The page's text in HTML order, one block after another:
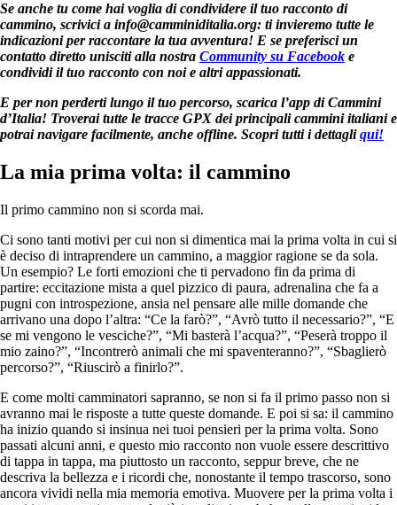
Se anche tu come hai voglia di condividere il tuo racconto di
cammino, scrivici a info@camminiditalia.org: ti invieremo tutte le
indicazioni per raccontare la tua avventura! E se preferisci un
contatto diretto unisciti alla nostra Community su Facebook e
condividi il tuo racconto con noi e altri appassionati.
E per non perderti lungo il tuo percorso, scarica l’app di Cammini
d’Italia! Troverai tutte le tracce GPX dei principali cammini italiani e
potrai navigare facilmente, anche offline. Scopri tutti i dettagliqui!
La mia prima volta: il cammino
Il primo cammino non si scorda mai.
Ci sono tanti motivi per cui non si dimentica mai la prima volta in cui si
è deciso di intraprendere un cammino, a maggior ragione se da sola.
Un esempio? Le forti emozioni che ti pervadono fin da prima di
partire: eccitazione mista a quel pizzico di paura, adrenalina che fa a
pugni con introspezione, ansia nel pensare alle mille domande che
arrivano una dopo l’altra: “Ce la farò?”, “Avrò tutto il necessario?”, “E
se mi vengono le vesciche?”, “Mi basterà l’acqua?”, “Peserà troppo il
mio zaino?”, “Incontrerò animali che mi spaventeranno?”, “Sbaglierò
percorso?”, “Riuscirò a finirlo?”.
E come molti camminatori sapranno, se non si fa il primo passo non si
avranno mai le risposte a tutte queste domande. E poi si sa: il cammino
ha inizio quando si insinua nei tuoi pensieri per la prima volta. Sono
passati alcuni anni, e questo mio racconto non vuole essere descrittivo
di tappa in tappa, ma piuttosto un racconto, seppur breve, che ne
descriva la bellezza e i ricordi che, nonostante il tempo trascorso, sono
ancora vividi nella mia memoria emotiva. Muovere per la prima volta i